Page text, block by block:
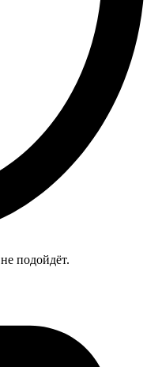
подойдёт.